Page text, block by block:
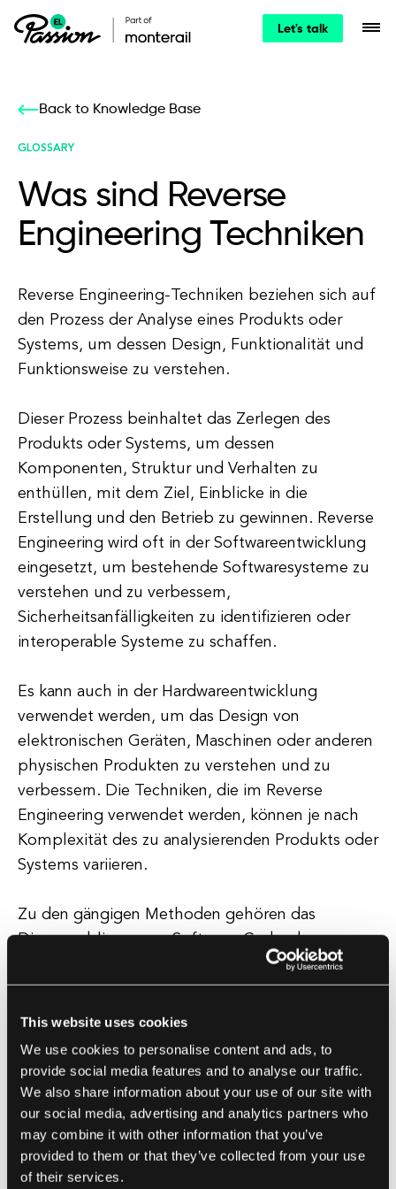
This website uses cookies
We use cookies to personalise content and ads, to
provide social media features and to analyse our traffic.
We also share information about your use of our site with
our social media, advertising and analytics partners who
may combine it with other information that you’ve
provided to them or that they’ve collected from your use
of their services.
Let's talk
Back to Knowledge Base
GLOSSARY
Was sind Reverse
Engineering Techniken
Reverse Engineering-Techniken beziehen sich auf
den Prozess der Analyse eines Produkts oder
Systems, um dessen Design, Funktionalität und
Funktionsweise zu verstehen.
Dieser Prozess beinhaltet das Zerlegen des
Produkts oder Systems, um dessen
Komponenten, Struktur und Verhalten zu
enthüllen, mit dem Ziel, Einblicke in die
Erstellung und den Betrieb zu gewinnen. Reverse
Engineering wird oft in der Softwareentwicklung
eingesetzt, um bestehende Softwaresysteme zu
verstehen und zu verbessern,
Sicherheitsanfälligkeiten zu identifizieren oder
interoperable Systeme zu schaffen.
Es kann auch in der Hardwareentwicklung
verwendet werden, um das Design von
elektronischen Geräten, Maschinen oder anderen
physischen Produkten zu verstehen und zu
verbessern. Die Techniken, die im Reverse
Engineering verwendet werden, können je nach
Komplexität des zu analysierenden Produkts oder
Systems variieren.
Zu den gängigen Methoden gehören das
Disassemblieren von Software-Code, das
Analysieren von Netzwerkprotokollen, das
Rückwärtskompilieren von Binärdateien und die
Verwendung von Werkzeugen wie Debuggern
wertvolles Werkzeug für Softwareentwickler,
Ingenieure und Sicherheitsfachleute sein, da es
ihnen ermöglicht, ein tieferes Verständnis dafür
zu gewinnen, wie Produkte und Systeme
funktionieren, potenzielle Schwächen oder